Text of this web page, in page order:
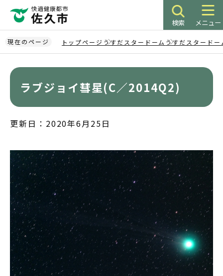
ペ
ー
ジ
検索 メニュー
現在のページ トップページ うすだスタードーム うすだスタード
ラブジョイ彗星(C／2014Q2)
更新日：2020年6月25日